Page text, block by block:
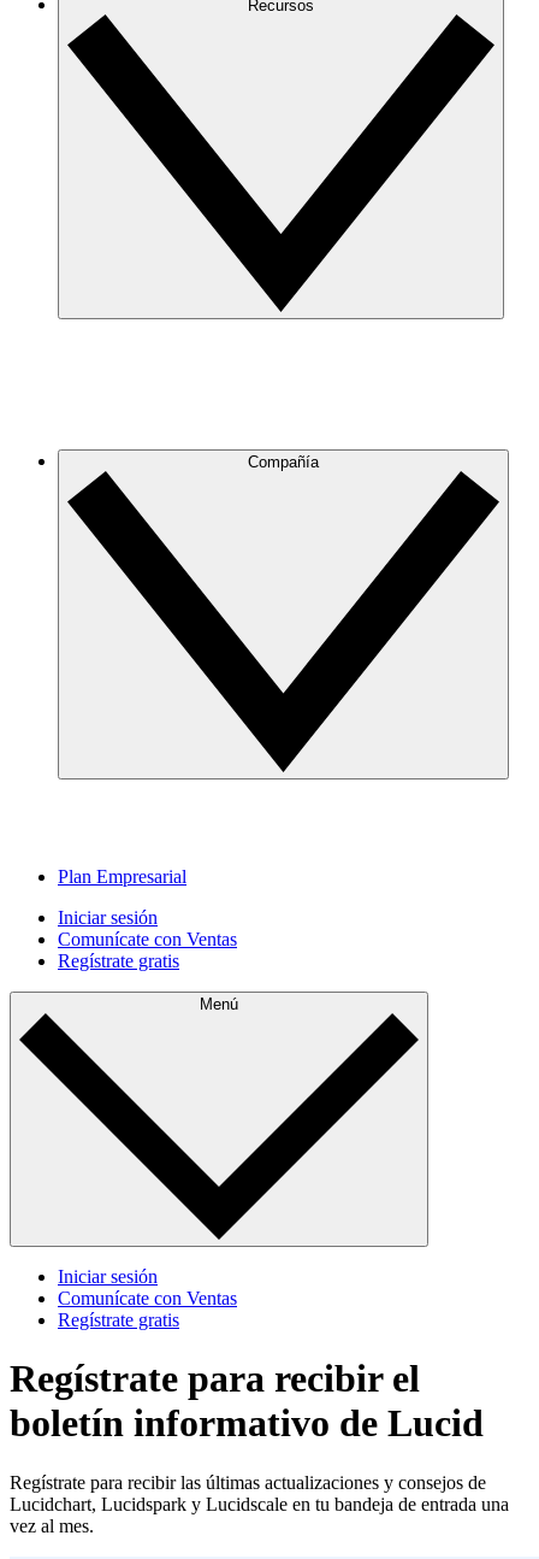
Recursos
Compañía
Plan Empresarial
Iniciar sesión
Comunícate con Ventas
Regístrate gratis
Menú
Iniciar sesión
Comunícate con Ventas
Regístrate gratis
Regístrate para recibir el
boletín informativo de Lucid
Regístrate para recibir las últimas actualizaciones y consejos de
Lucidchart, Lucidspark y Lucidscale en tu bandeja de entrada una
vez al mes.